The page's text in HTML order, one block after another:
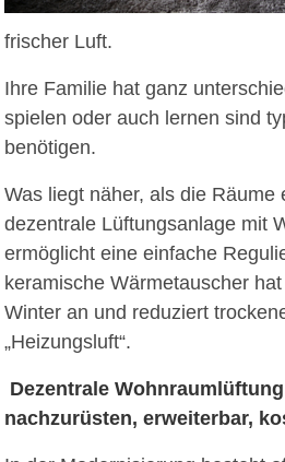
frischer Luft.
Ihre Familie hat ganz
spielen oder auch lernen sind
benötigen.
Was liegt näher, als die
dezentrale Lüftungsanlage mit
ermöglicht eine einfache
keramische Wärmetauscher
Winter an und reduziert
„Heizungsluft“.
Dezentrale
nachzurüsten, erweiterbar,